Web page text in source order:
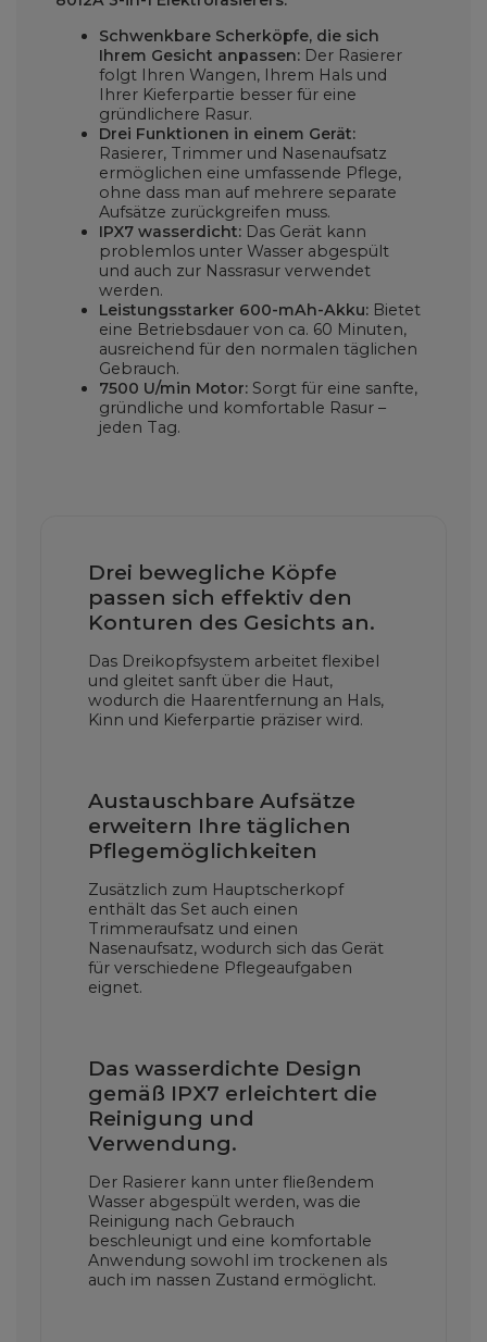
Schwenkbare Scherköpfe, die sich
Ihrem Gesicht anpassen: Der Rasierer
folgt Ihren Wangen, Ihrem Hals und
Ihrer Kieferpartie besser für eine
gründlichere Rasur.
Drei Funktionen in einem Gerät:
Rasierer, Trimmer und Nasenaufsatz
ermöglichen eine umfassende Pflege,
ohne dass man auf mehrere separate
Aufsätze zurückgreifen muss.
IPX7 wasserdicht: Das Gerät kann
problemlos unter Wasser abgespült
und auch zur Nassrasur verwendet
werden.
Leistungsstarker 600-mAh-Akku: Bietet
eine Betriebsdauer von ca. 60 Minuten,
ausreichend für den normalen täglichen
Gebrauch.
7500 U/min Motor: Sorgt für eine sanfte,
gründliche und komfortable Rasur –
jeden Tag.
Drei bewegliche Köpfe
passen sich effektiv den
Konturen des Gesichts an.
Das Dreikopfsystem arbeitet flexibel
und gleitet sanft über die Haut,
wodurch die Haarentfernung an Hals,
Kinn und Kieferpartie präziser wird.
Austauschbare Aufsätze
erweitern Ihre täglichen
Pflegemöglichkeiten
Zusätzlich zum Hauptscherkopf
enthält das Set auch einen
Trimmeraufsatz und einen
Nasenaufsatz, wodurch sich das Gerät
für verschiedene Pflegeaufgaben
eignet.
Das wasserdichte Design
gemäß IPX7 erleichtert die
Reinigung und
Verwendung.
Der Rasierer kann unter fließendem
Wasser abgespült werden, was die
Reinigung nach Gebrauch
beschleunigt und eine komfortable
Anwendung sowohl im trockenen als
auch im nassen Zustand ermöglicht.